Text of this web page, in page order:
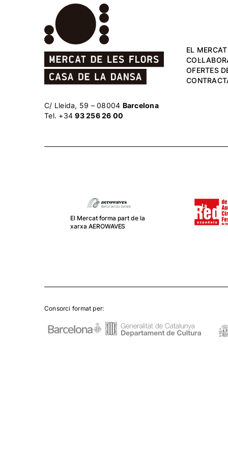
EL MERCAT
OFERTES
C/ Lleida, 59 – 08004 Barcelona
Tel. +3493 256 26 00
El Mercat forma part de la
xarxa AEROWAVES
Consorci format per: